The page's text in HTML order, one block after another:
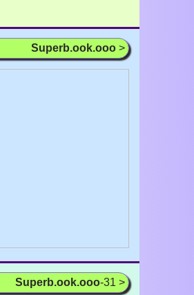
Superb.ook.ooo >
Superb.ook.ooo-31 >